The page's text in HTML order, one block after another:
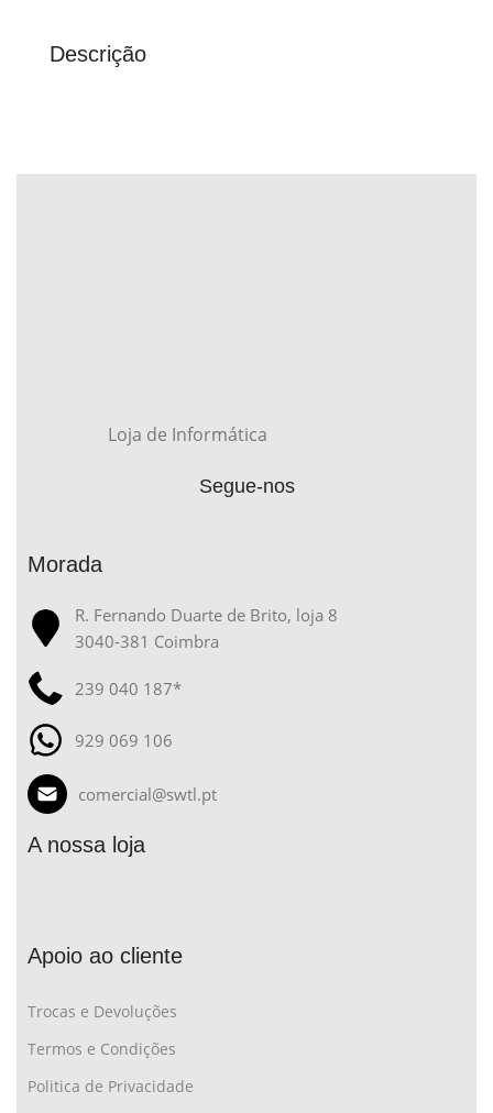
Descrição
Loja de Informática
Segue-nos
Morada
R. Fernando Duarte de Brito, loja 8
3040-381 Coimbra
239 040 187*
929 069 106
comercial@swtl.pt
A nossa loja
Apoio ao cliente
Trocas e Devoluções
Termos e Condições
Politica de Privacidade